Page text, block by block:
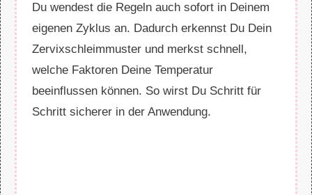
Du wendest die Regeln auch sofort in Deinem
eigenen Zyklus an. Dadurch erkennst Du Dein
Zervixschleimmuster und merkst schnell,
welche Faktoren Deine Temperatur
beeinflussen können. So wirst Du Schritt für
Schritt sicherer in der Anwendung.